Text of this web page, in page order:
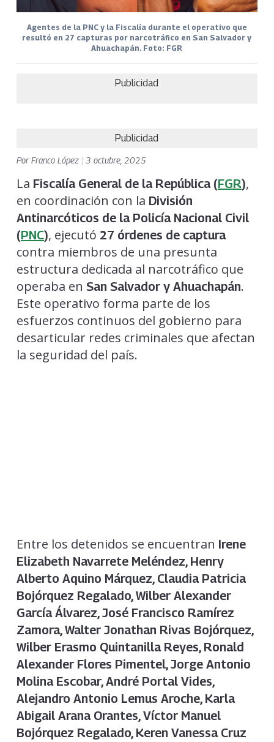
Agentes de la PNC y la Fiscalía durante el operativo que
resultó en 27 capturas por narcotráfico en San Salvador y
Ahuachapán. Foto: FGR
Publicidad
Publicidad
PorFranco López 3 octubre, 2025
La Fiscalía General de la República (FGR),
en coordinación con la División
Antinarcóticos de la Policía Nacional Civil
(PNC), ejecutó 27 órdenes de captura
contra miembros de una presunta
estructura dedicada al narcotráfico que
operaba en San Salvador y Ahuachapán.
Este operativo forma parte de los
esfuerzos continuos del gobierno para
desarticular redes criminales que afectan
la seguridad del país.
Entre los detenidos se encuentran Irene
Elizabeth Navarrete Meléndez, Henry
Alberto Aquino Márquez, Claudia Patricia
Bojórquez Regalado, Wilber Alexander
García Álvarez, José Francisco Ramírez
Zamora, Walter Jonathan Rivas Bojórquez,
Wilber Erasmo Quintanilla Reyes, Ronald
Alexander Flores Pimentel, Jorge Antonio
Molina Escobar, André Portal Vides,
Alejandro Antonio Lemus Aroche, Karla
Abigail Arana Orantes, Víctor Manuel
Bojórquez Regalado, Keren Vanessa Cruz